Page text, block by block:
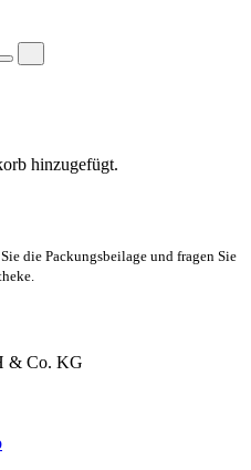
hinzugefügt.
die Packungsbeilage und fragen Sie
& Co. KG